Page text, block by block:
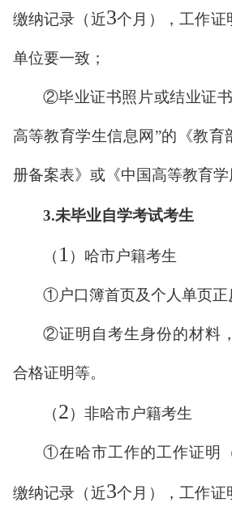
缴纳记录（近3个月），工作证
单位要一致；
②毕业证书照片或结业证
高等教育学生信息网”的《教育
册备案表》或《中国高等教育学
3.未毕业自学考试考生
（ 1）哈市户籍考生
①户口簿首页及个人单页正
②证明自考生身份的材料
合格证明等。
（2）非哈市户籍考生
①在哈市工作的工作证明
缴纳记录（近3个月），工作证